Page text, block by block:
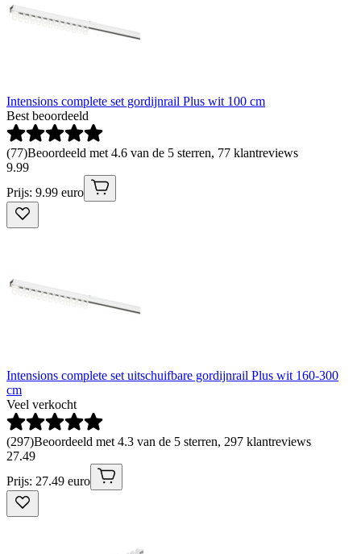
Intensions complete set gordijnrail Plus wit 100 cm
Best beoordeeld
(77)Beoordeeld met 4.6 van de 5 sterren, 77 klantreviews
9.99
Prijs: 9.99 euro
Intensions complete set uitschuifbare gordijnrail Plus wit 160-300
cm
Veel verkocht
(297)Beoordeeld met 4.3 van de 5 sterren, 297 klantreviews
27.49
Prijs: 27.49 euro